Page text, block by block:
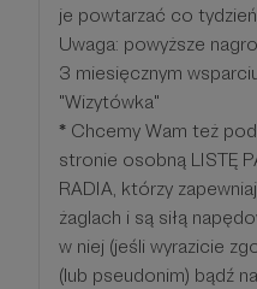
je powtarzać co
Uwaga: powyższe
3 miesięcznym
"Wizytówka"
* Chcemy Wam też
stronie osobną LISTĘ
RADIA, którzy
żaglach i są siłą
w niej (jeśli wyrazicie
(lub pseudonim) bądź